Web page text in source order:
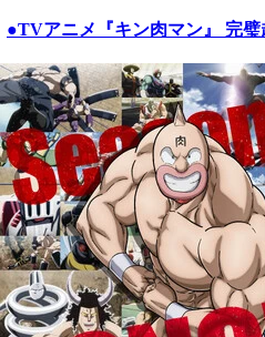
●TVアニメ『キン肉マン 』 完